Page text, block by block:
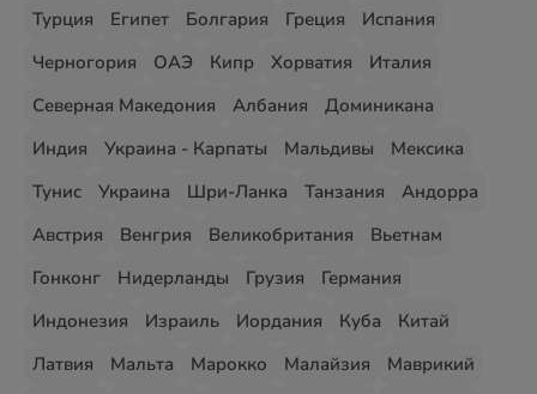
Турция Египет Болгария Греция
Испания
Черногория
ОАЭ Кипр Хорватия
Италия
Северная Македония
Албания
Доминикана
Индия
Украина - Карпаты Мальдивы
Мексика
Тунис
Украина Шри-Ланка Танзания
Андорра
Австрия
Венгрия Великобритания
Вьетнам
Гонконг
Нидерланды Грузия
Германия
Индонезия
Израиль Иордания Куба
Китай
Латвия
Мальта Марокко Малайзия
Маврикий